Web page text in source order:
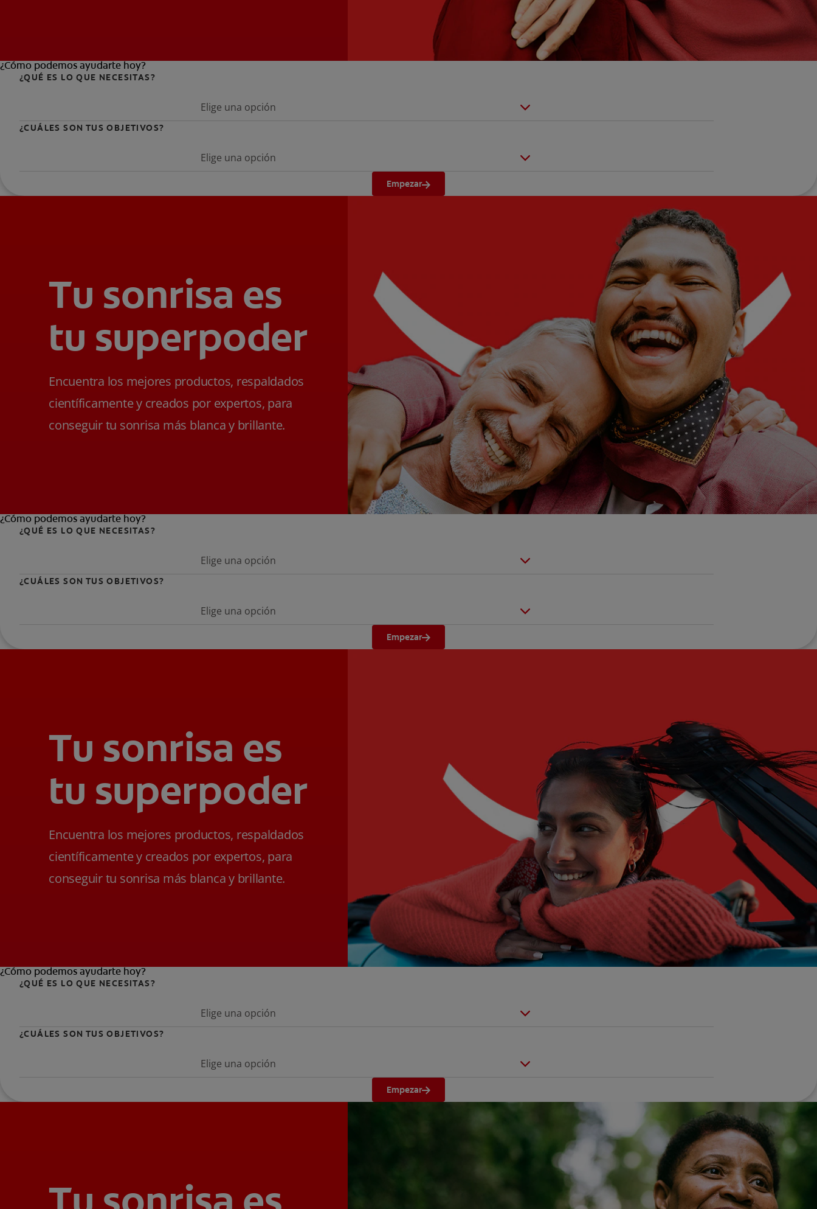
¿Cómo podemos ayudarte hoy?
¿QUÉ ES LO QUE NECESITAS?
Elige una opción
¿CUÁLES SON TUS OBJETIVOS?
Elige una opción
Empezar
Tu sonrisa es
tu superpoder
Encuentra los mejores productos, respaldados
científicamente y creados por expertos, para
conseguir tu sonrisa más blanca y brillante.
¿Cómo podemos ayudarte hoy?
¿QUÉ ES LO QUE NECESITAS?
Elige una opción
¿CUÁLES SON TUS OBJETIVOS?
Elige una opción
Empezar
Tu sonrisa es
tu superpoder
Encuentra los mejores productos, respaldados
científicamente y creados por expertos, para
conseguir tu sonrisa más blanca y brillante.
¿Cómo podemos ayudarte hoy?
¿QUÉ ES LO QUE NECESITAS?
Elige una opción
¿CUÁLES SON TUS OBJETIVOS?
Elige una opción
Empezar